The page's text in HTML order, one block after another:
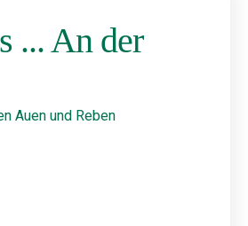
... An der
Auen und Reben